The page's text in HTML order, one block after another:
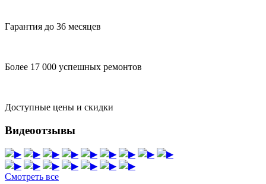
Гарантия до 36 месяцев
Более 17 000 успешных ремонтов
Доступные цены и скидки
Видеоотзывы
▶ ▶ ▶ ▶ ▶ ▶ ▶ ▶
▶
▶
▶ ▶ ▶ ▶ ▶
▶
Смотреть все